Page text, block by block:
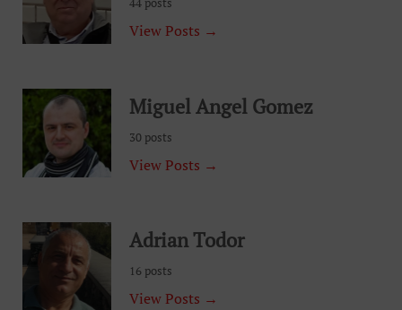
44 posts
View Posts →
Miguel Angel Gomez
30 posts
View Posts →
Adrian Todor
16 posts
View Posts →